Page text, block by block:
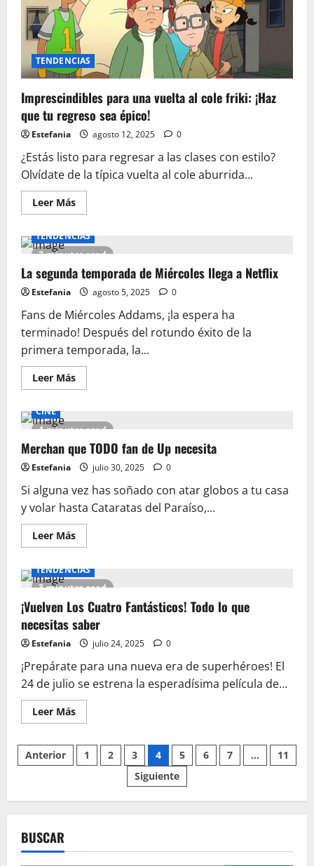
TENDENCIAS
Imprescindibles para una vuelta al cole friki: ¡Haz
que tu regreso sea épico!
Estefania agosto 12, 2025 0
¿Estás listo para regresar a las clases con estilo?
Olvídate de la típica vuelta al cole aburrida...
Leer MásLeer
más
Imprescindibles
para
vuelta
al
cole
friki:
¡Haz
que
tu
regreso
sea
épico!
3 minutes read
TENDENCIAS
La segunda temporada de Miércoles llega a Netflix
Estefania agosto 5, 2025 0
Fans de Miércoles Addams, ¡la espera ha
terminado! Después del rotundo éxito de la
primera temporada, la...
Leer MásLeer
más
segunda
de
Miércoles
llega
Netflix
4 minutes read
CINE
Merchan que TODO fan de Up necesita
Estefania julio 30, 2025 0
Si alguna vez has soñado con atar globos a tu casa
y volar hasta Cataratas del Paraíso,...
Leer MásLeer
más
Merchan
que
fan
de
Up
necesita
3 minutes read
TENDENCIAS
¡Vuelven Los Cuatro Fantásticos! Todo lo que
necesitas saber
Estefania julio 24, 2025 0
¡Prepárate para una nueva era de superhéroes! El
24 de julio se estrena la esperadísima película de...
Leer MásLeer
más
¡Vuelven
Los
Cuatro
lo
Paginación
Anterior 1 2 3 4 5 6 7 …
11
Siguiente
BUSCAR